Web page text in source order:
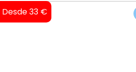
Desde 33 €